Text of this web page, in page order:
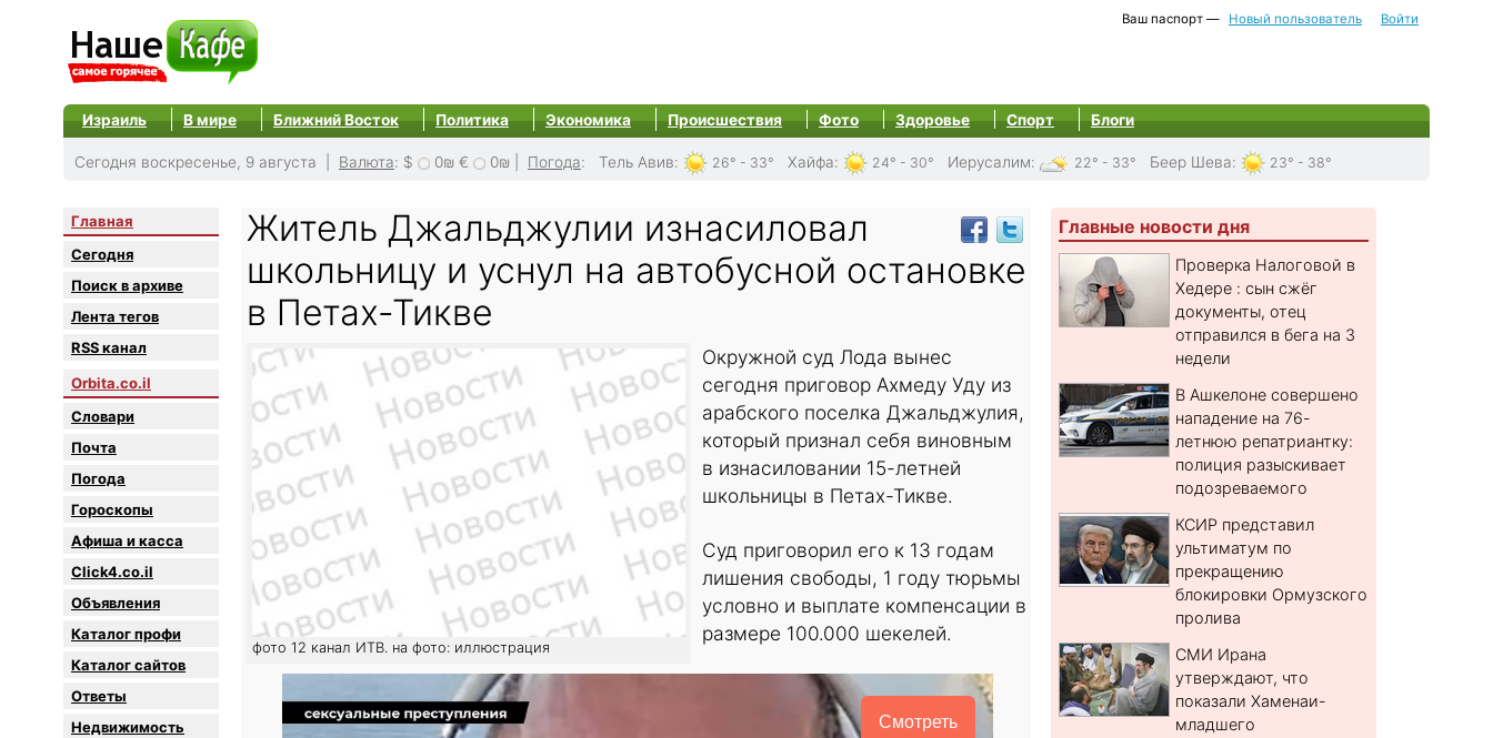
Ваш паспорт — Новый пользователь Войти
Израиль В мире Ближний Восток Политика Экономика Происшествия Фото Здоровье Спорт Блоги
Сегодня воскресенье, 9 августа | Валюта: $ 0₪ € 0₪ Погода: Тель Авив: 26° - 33° Хайфа: 24° - 30° Иерусалим: 22° - 33° Беер Шева: 23° - 38°
Главная
Сегодня
Поиск в архиве
Лента тегов
RSS канал
Orbita.co.il
Словари
Почта
Погода
Гороскопы
Афиша и касса
Click4.co.il
Объявления
Каталог профи
Каталог сайтов
Oтветы
Недвижимость
Житель Джальджулии изнасиловал
школьницу и уснул на автобусной остановке
в Петах-Тикве
фото 12 канал ИТВ. на фото: иллюстрация
Окружной суд Лода вынес
сегодня приговор Ахмеду Уду из
арабского поселка Джальджулия,
который признал себя виновным
в изнасиловании 15-летней
школьницы в Петах-Тикве.
Суд приговорил его к 13 годам
лишения свободы, 1 году тюрьмы
условно и выплате компенсации в
размере 100.000 шекелей.
Смотреть
Главные новости дня
Проверка Налоговой в
Хедере : сын сжёг
документы, отец
отправился в бега на 3
недели
В Ашкелоне совершено
нападение на 76-
летнюю репатриантку:
полиция разыскивает
подозреваемого
КСИР представил
ультиматум по
прекращению
блокировки Ормузского
пролива
СМИ Ирана
утверждают, что
показали Хаменаи-
младшего